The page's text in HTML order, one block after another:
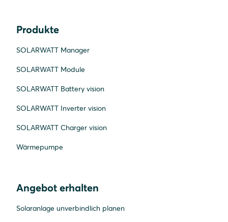
Produkte
SOLARWATT Manager
SOLARWATT Module
SOLARWATT Battery vision
SOLARWATT Inverter vision
SOLARWATT Charger vision
Wärmepumpe
Angebot erhalten
Solaranlage unverbindlich planen